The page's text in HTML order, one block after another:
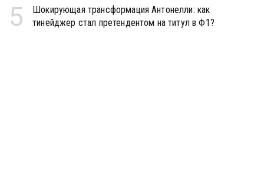
5
Шокирующая трансформация Антонелли: как
тинейджер стал претендентом на титул в Ф1?